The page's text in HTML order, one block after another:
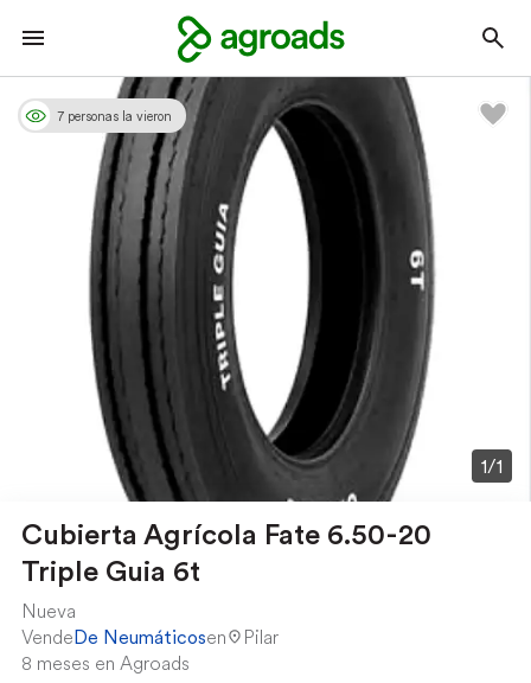
1/1
7 personas la vieron
Cubierta Agrícola Fate 6.50-20
Triple Guia 6t
Nueva
VendeDe Neumáticosen
Pilar
8 meses en Agroads